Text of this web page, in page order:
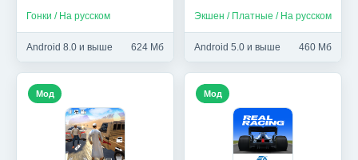
Гонки / На русском
Android 8.0 и выше 624 Мб
Экшен / Платные / На русском
Android 5.0 и выше 460 Мб
Мод Мод